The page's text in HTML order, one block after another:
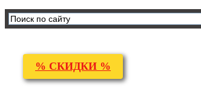
% СКИДКИ %